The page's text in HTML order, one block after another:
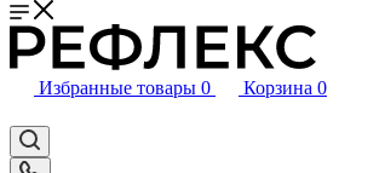
Избранные товары 0 Корзина 0